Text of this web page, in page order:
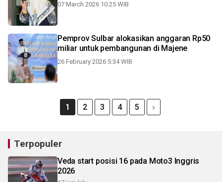
07 March 2026 10:25 WIB
Pemprov Sulbar alokasikan anggaran Rp50
miliar untuk pembangunan di Majene
26 February 2026 5:34 WIB
1 2 3 4 5
Terpopuler
Veda start posisi 16 pada Moto3 Inggris
2026